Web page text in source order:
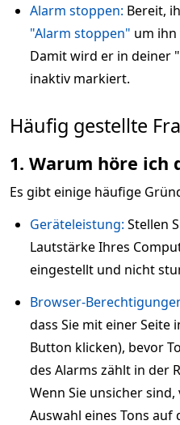
Alarm stoppen: Bereit,
"Alarm stoppen" um ihn
Damit wird er in deiner
inaktiv markiert.
Häufig gestellte
1. Warum höre ich
Es gibt einige häufige
Geräteleistung: Stellen
Lautstärke Ihres
eingestellt und nicht
Browser-
dass Sie mit einer Seite
Button klicken), bevor
des Alarms zählt in der
Wenn Sie unsicher
Auswahl eines Tons auf